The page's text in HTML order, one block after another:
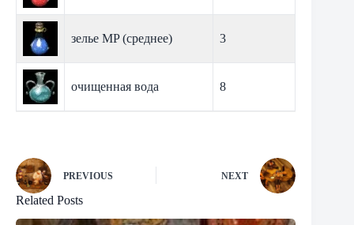
зелье MP (среднее) 3
очищенная вода 8
PREVIOUS NEXT
Related Posts